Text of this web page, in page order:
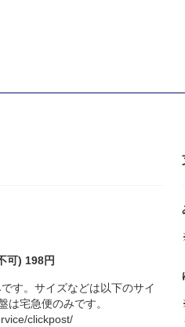
可) 198円
す。サイズなどは以下のサイ
は宅急便のみです。
clickpost/